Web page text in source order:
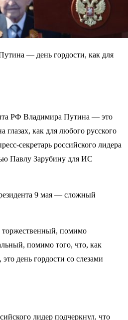
— день гордости, как для
РФ Владимира Путина — это
глазах, как для любого русского
секретарь российского лидера
Павлу Зарубину для ИС
9 мая — сложный
помимо
помимо того, что, как
день гордости со слезами
лидер подчеркнул, что